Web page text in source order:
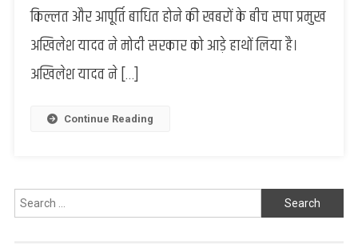
मोदी
सरकार
से
—
पर
हैं?
किल्लत और आपूर्ति बाधित होने की खबरों के बीच सपा प्रमुख
अखिलेश यादव ने मोदी सरकार को आड़े हाथों लिया है।
अखिलेश यादव ने […]
Continue Reading
Search
for: